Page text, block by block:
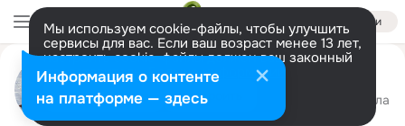
Войти
Мы используем cookie-файлы, чтобы улучшить
сервисы для вас. Если ваш возраст менее 13 лет,
настроить cookie-файлы должен ваш законный
представитель. Больше информации
Разрешить все Настроить
Olga Pilipenko(MelodyHouse)
г. Искитим (Новосибирская область)
8 школа
Подробнее
Информация о контенте
на платформе — здесь